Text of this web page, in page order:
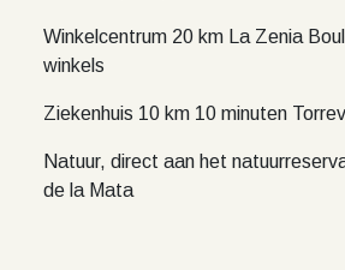
Winkelcentrum 20 km La Zenia
winkels
Ziekenhuis 10 km 10 minuten
Natuur, direct aan het
de la Mata